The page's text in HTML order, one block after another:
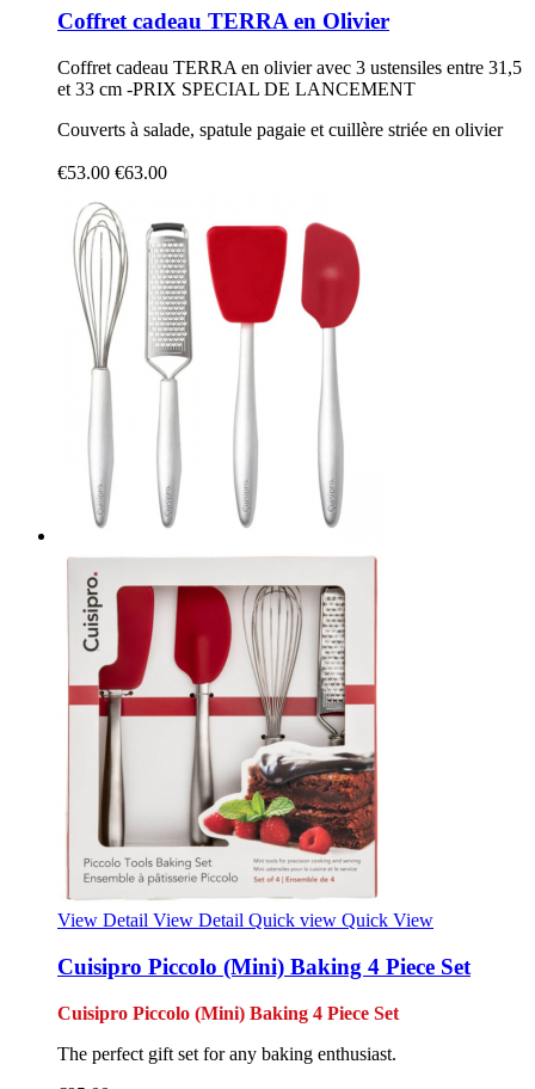
Coffret cadeau TERRA en Olivier
Coffret cadeau TERRA en olivier avec 3 ustensiles entre 31,5
et 33 cm -PRIX SPECIAL DE LANCEMENT
Couverts à salade, spatule pagaie et cuillère striée en olivier
€53.00 €63.00
View Detail View Detail Quick view Quick View
Cuisipro Piccolo (Mini) Baking 4 Piece Set
Cuisipro Piccolo (Mini) Baking 4 Piece Set
The perfect gift set for any baking enthusiast.